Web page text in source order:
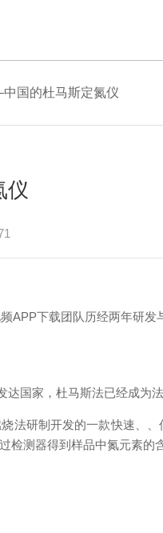
国的杜马斯定氮仪
仪
APP下载团队历经两年研
国家，杜马斯法已经成为
研制开发的一款快速、、
检测器得到样品中氮元素的